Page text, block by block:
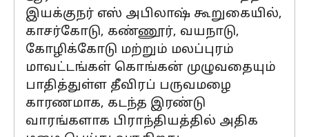
இயக்குநர் எஸ் அபிலாஷ் கூறுகையில்,
காசர்கோடு, கண்ணூர், வயநாடு,
கோழிக்கோடு மற்றும் மலப்புரம்
மாவட்டங்கள் கொங்கன் முழுவதையும்
பாதித்துள்ள தீவிரப் பருவமழை
காரணமாக, கடந்த இரண்டு
வாரங்களாக பிராந்தியத்தில் அதிக